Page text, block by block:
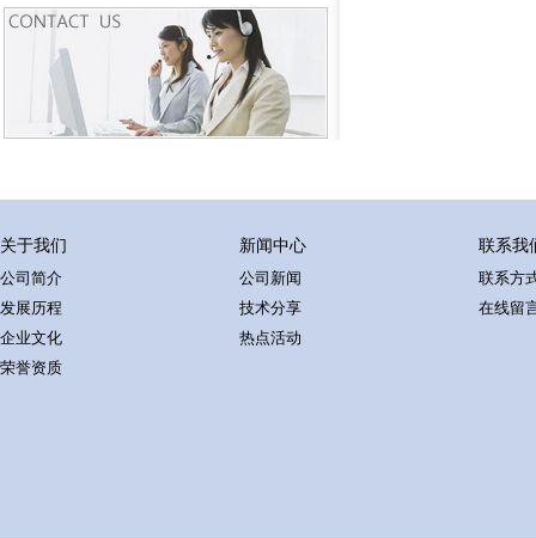
关于我们
公司简介
发展历程
企业文化
荣誉资质
新闻中心
公司新闻
技术分享
热点活动
联系我
联系方
在线留